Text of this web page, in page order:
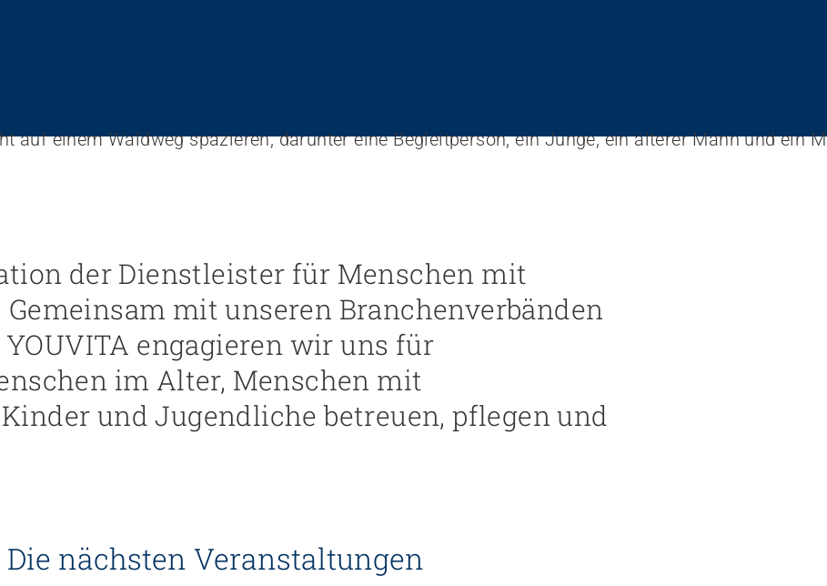
der Dienstleister für Menschen mit
mit unseren Branchenverbänden
YOUVITA engagieren wir uns für
im Alter, Menschen mit
und Jugendliche betreuen, pflegen und
Die nächsten Veranstaltungen